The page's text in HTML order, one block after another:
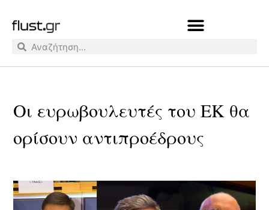
Οι ευρωβουλευτές του ΕΚ θα
ορίσουν αντιπροέδρους